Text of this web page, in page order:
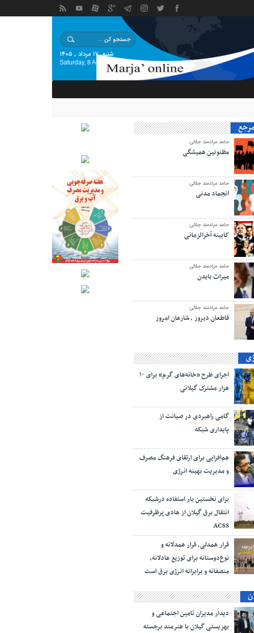
شنبه, ۱۷ مرداد , ۱۴۰۵
Saturday, 8 August , 2026
حامد مرادمند جلالی
مظنونین همیشگی
حامد مرادمند جلالی
انجماد مدنی
حامد مرادمند جلالی
کابینه آخرالزمانی
حامد مرادمند جلالی
میراث بایدن
حامد مرادمند جلالی
قاطعان دیروز ، شارعان امروز
اجرای طرح «خانه‌های گرم» برای ۱۰
هزار مشترک گیلانی
گامی راهبردی در صیانت از
پایداری شبکه
هم‌افزایی برای ارتقای فرهنگ مصرف
و مدیریت بهینه انرژی
برای نخستین بار استفاده درشبکه
انتقال برق گیلان از هادی پرظرفیت
ACSS
قرار همدلی، قرار همدلانه و
نوع‌دوستانه برای توزیع عادلانه،
منصفانه و برابرانه انرژی برق است
دیدار مدیران تامین اجتماعی و
بهزیستی گیلان با هنرمند برجسته